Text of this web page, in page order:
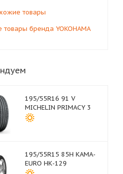
товары
товары бренда YOKOHAMA
195/55R16 91 V
MICHELIN PRIMACY 3
195/55R15 85H КАМА-
EURO НК-129